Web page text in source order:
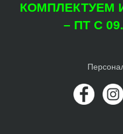
КОМПЛЕКТУЕМ
– ПТ С